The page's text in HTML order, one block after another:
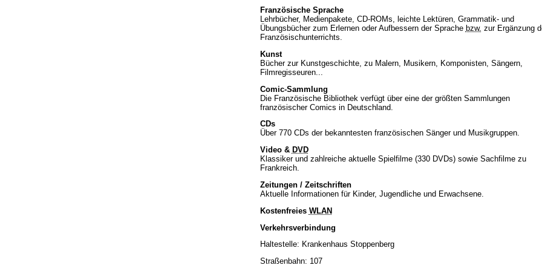
Französische Sprache
Lehrbücher, Medienpakete, CD-ROMs, leichte Lektüren, Grammatik- und
Übungsbücher zum Erlernen oder Aufbessern der Sprache bzw. zur Ergänzung
Französischunterrichts.
Kunst
Bücher zur Kunstgeschichte, zu Malern, Musikern, Komponisten, Sängern,
Filmregisseuren...
Comic-Sammlung
Die Französische Bibliothek verfügt über eine der größten Sammlungen
französischer Comics in Deutschland.
CDs
Über 770 CDs der bekanntesten französischen Sänger und Musikgruppen.
Video & DVD
Klassiker und zahlreiche aktuelle Spielfilme (330 DVDs) sowie Sachfilme zu
Frankreich.
Zeitungen / Zeitschriften
Aktuelle Informationen für Kinder, Jugendliche und Erwachsene.
Kostenfreies WLAN
Verkehrsverbindung
Haltestelle: Krankenhaus Stoppenberg
Straßenbahn: 107